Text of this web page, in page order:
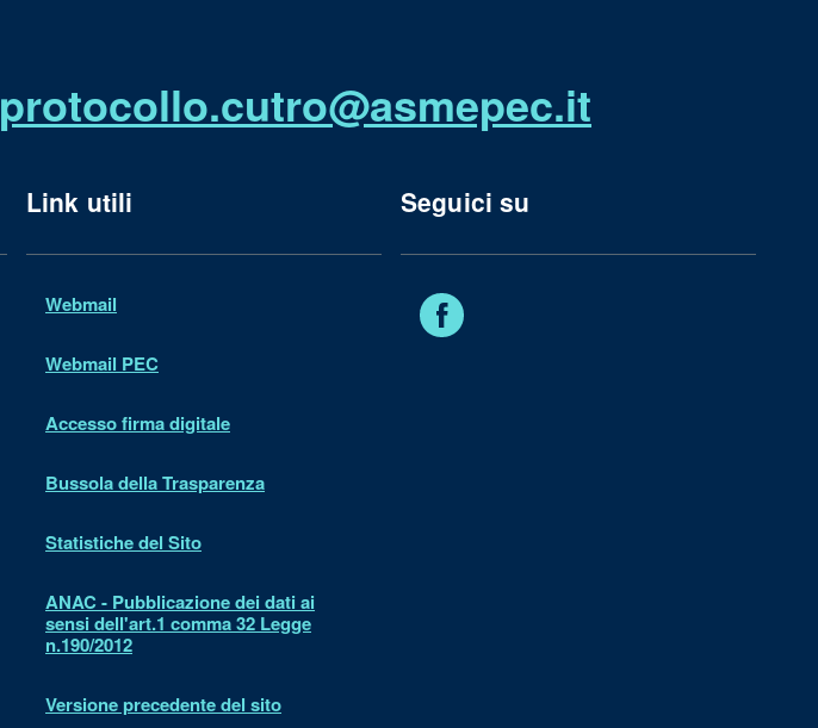
protocollo.cutro@asmepec.it
Link utili
Webmail
Webmail PEC
Accesso firma digitale
Bussola della Trasparenza
Statistiche del Sito
ANAC - Pubblicazione dei dati ai
sensi dell'art.1 comma 32 Legge
n.190/2012
Versione precedente del sito
Seguici su